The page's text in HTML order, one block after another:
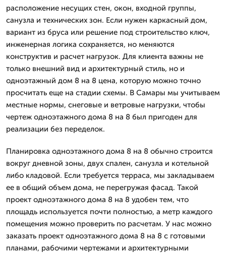
расположение несущих стен, окон, входной группы,
санузла и технических зон. Если нужен каркасный дом,
вариант из бруса или решение под строительство ключ,
инженерная логика сохраняется, но меняются
конструктив и расчет нагрузок. Для клиента важны не
только внешний вид и архитектурный стиль, но и
одноэтажный дом 8 на 8 цена, которую можно точно
просчитать еще на стадии схемы. В Самары мы учитываем
местные нормы, снеговые и ветровые нагрузки, чтобы
чертеж одноэтажного дома 8 на 8 был пригоден для
реализации без переделок.
Планировка одноэтажного дома 8 на 8 обычно строится
вокруг дневной зоны, двух спален, санузла и котельной
либо кладовой. Если требуется терраса, мы закладываем
ее в общий объем дома, не перегружая фасад. Такой
проект одноэтажного дома 8 на 8 удобен тем, что
площадь используется почти полностью, а метр каждого
помещения можно проверить по расчетам. У нас можно
заказать проект одноэтажного дома 8 на 8 с готовыми
планами, рабочими чертежами и архитектурными